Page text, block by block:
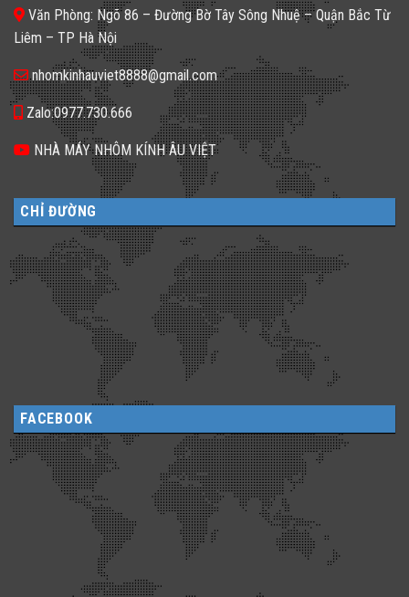
𝐆𝐚̣𝐜𝐡
𝐊𝐢́𝐧𝐡
𝐓𝐫𝐨𝐧𝐠
𝐓𝐡𝐢𝐞̂́𝐭
𝐊𝐞̂́?
đa
dạng
cho
không
gian
sống
Văn Phòng: Ngõ 86 – Đường Bờ Tây Sông Nhuệ – Quận Bắc Từ
Liêm – TP Hà Nội
nhomkinhauviet8888@gmail.com
Zalo:0977.730.666
NHÀ MÁY NHÔM KÍNH ÂU VIỆT
CHỈ ĐƯỜNG
FACEBOOK